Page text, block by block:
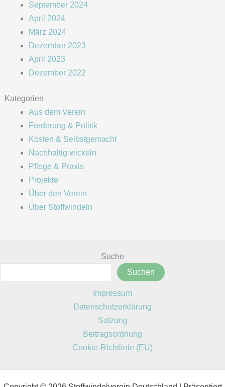
September 2024
April 2024
März 2024
Dezember 2023
April 2023
Dezember 2022
Kategorien
Aus dem Verein
Förderung & Politik
Kosten & Selbstgemacht
Nachhaltig wickeln
Pflege & Praxis
Projekte
Über den Verein
Über Stoffwindeln
Suche
Suchen
Impressum
Datenschutzerklärung
Satzung
Beitragsordnung
Cookie-Richtlinie (EU)